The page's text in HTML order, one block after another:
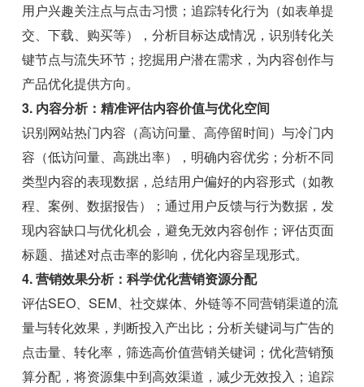
用户兴趣关注点与点击习惯；追踪转化行为（如表单提
交、下载、购买等），分析目标达成情况，识别转化关
键节点与流失环节；挖掘用户潜在需求，为内容创作与
产品优化提供方向。
3. 内容分析：精准评估内容价值与优化空间
识别网站热门内容（高访问量、高停留时间）与冷门内
容（低访问量、高跳出率），明确内容优劣；分析不同
类型内容的表现数据，总结用户偏好的内容形式（如教
程、案例、数据报告）；通过用户反馈与行为数据，发
现内容缺口与优化机会，避免无效内容创作；评估页面
标题、描述对点击率的影响，优化内容呈现形式。
4. 营销效果分析：科学优化营销资源分配
评估SEO、SEM、社交媒体、外链等不同营销渠道的流
量与转化效果，判断投入产出比；分析关键词与广告的
点击量、转化率，筛选高价值营销关键词；优化营销预
算分配，将资源集中到高效渠道，减少无效投入；追踪